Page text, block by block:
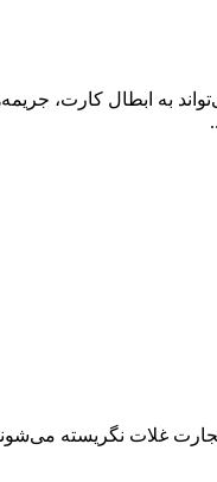
به ابطال کارت،
غلات نگریسته